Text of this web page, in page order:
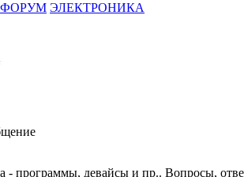
ФОРУМ ЭЛЕКТРОНИКА
- программы, девайсы и пр.. Вопросы,